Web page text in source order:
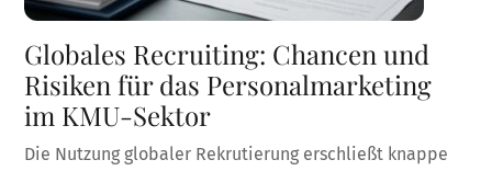
Globales Recruiting: Chancen und
Risiken für das Personalmarketing
im KMU-Sektor
Die Nutzung globaler Rekrutierung erschließt knappe